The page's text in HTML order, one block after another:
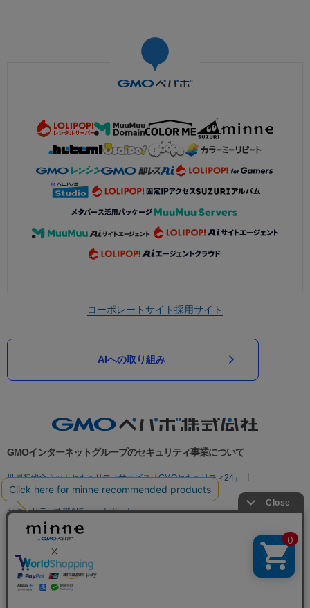
コーポレートサイト採用サイト
AIへの取り組み
GMOインターネットグループのセキュリティ事業について
世界初総合ネットセキュリティサービス「GMOセキュリティ24」
パスワード漏洩診断
Webサイトリスク診断
セキュリティ相談AIチャットボット
実在証明・盗聴対策
サイバー攻撃対策（GMO Flatt Security）
セキュリティ事業の軌跡